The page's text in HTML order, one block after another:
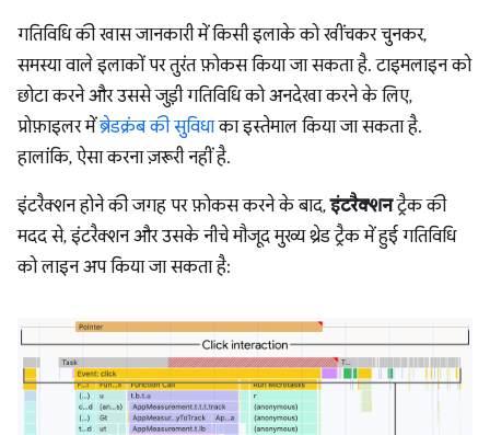
गतिविधि की खास जानकारी में किसी इलाके को खींचकर चुनकर,
समस्या वाले इलाकों पर तुरंत फ़ोकस किया जा सकता है. टाइमलाइन को
छोटा करने और उससे जुड़ी गतिविधि को अनदेखा करने के लिए,
प्रोफ़ाइलर मेंब्रेडक्रंब की सुविधाका इस्तेमाल किया जा सकता है.
हालांकि, ऐसा करना ज़रूरी नहीं है.
इंटरैक्शन होने की जगह पर फ़ोकस करने के बाद,इंटरैक्शनट्रैक की
मदद से, इंटरैक्शन और उसके नीचे मौजूद मुख्य थ्रेड ट्रैक में हुई गतिविधि
को लाइन अप किया जा सकता है: